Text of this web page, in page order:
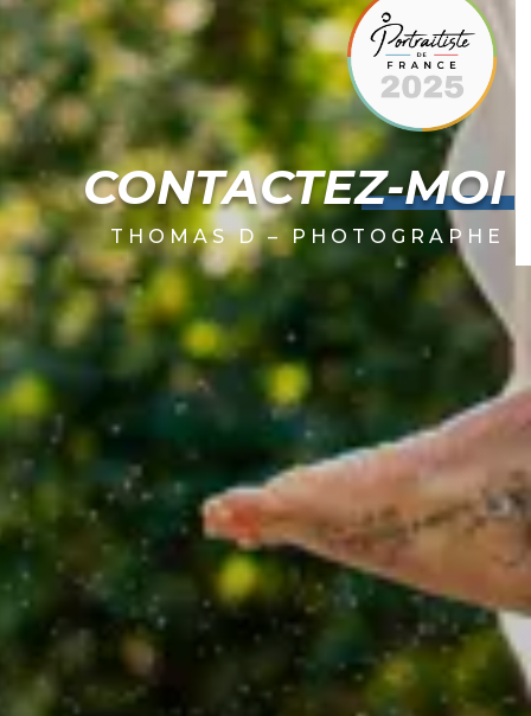
CONTACTEZ-MOI
THOMAS D – PHOTOGRAPHE